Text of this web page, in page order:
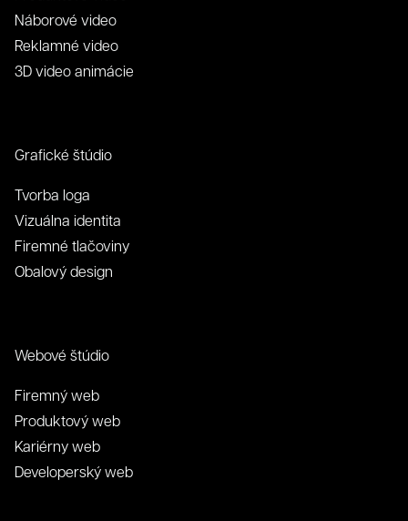
Náborové video
Reklamné video
3D video animácie
Grafické štúdio
Tvorba loga
Vizuálna identita
Firemné tlačoviny
Obalový design
Webové štúdio
Firemný web
Produktový web
Kariérny web
Developerský web